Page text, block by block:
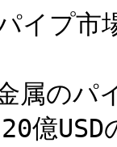
プ市
属のパ
億